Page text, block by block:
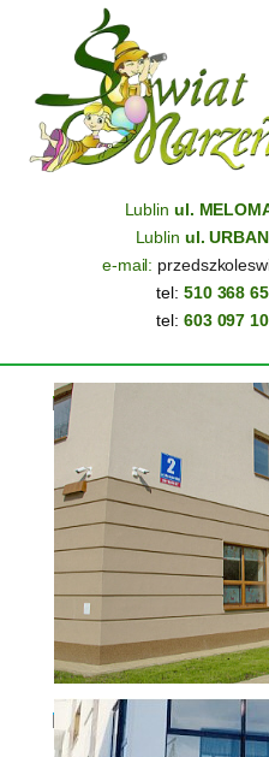
Lublin ul.
Lublin ul.
e-mail:
tel: 510 368
tel: 603 097
Przedszkole
Przedszkole